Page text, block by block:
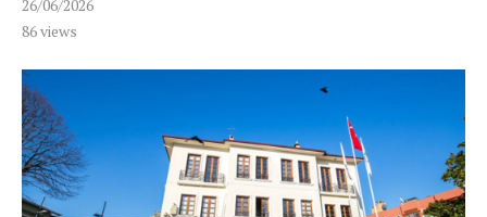
26/06/2026
86views